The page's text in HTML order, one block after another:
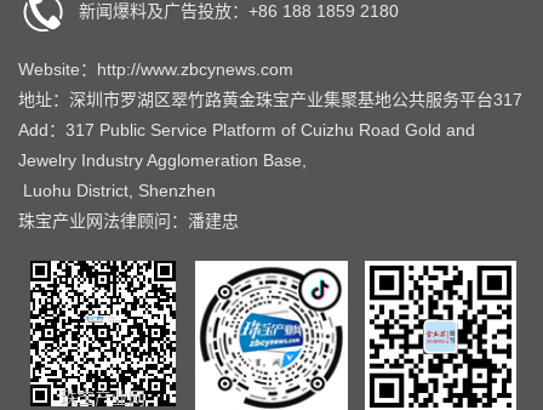
新闻爆料及广告投放：+86 188 1859 2180
Website：http://www.zbcynews.com
地址：深圳市罗湖区翠竹路黄金珠宝产业集聚基地公共服务平台317
Add：317 Public Service Platform of Cuizhu Road Gold and
Jewelry Industry Agglomeration Base,
Luohu District, Shenzhen
珠宝产业网法律顾问：潘建忠
珠宝产业网